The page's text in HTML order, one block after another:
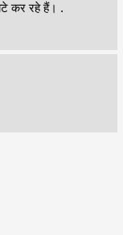
कर रहे हैं। .